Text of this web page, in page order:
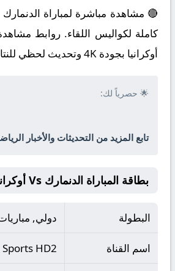
🔴 مشاهدة مباشرة لمباراة الدنمارك
كاملة لكواليس اللقاء. روابط
أوكرانيا بجودة 4K وتحديث لحظي للنتائج.
🌟 حصرياً لك:
تابع المزيد من التحديثات والأخبار
بطاقة المباراة الدنمارك Vs أوكرانيا
البطولة دولي,
اسم القناة HD2